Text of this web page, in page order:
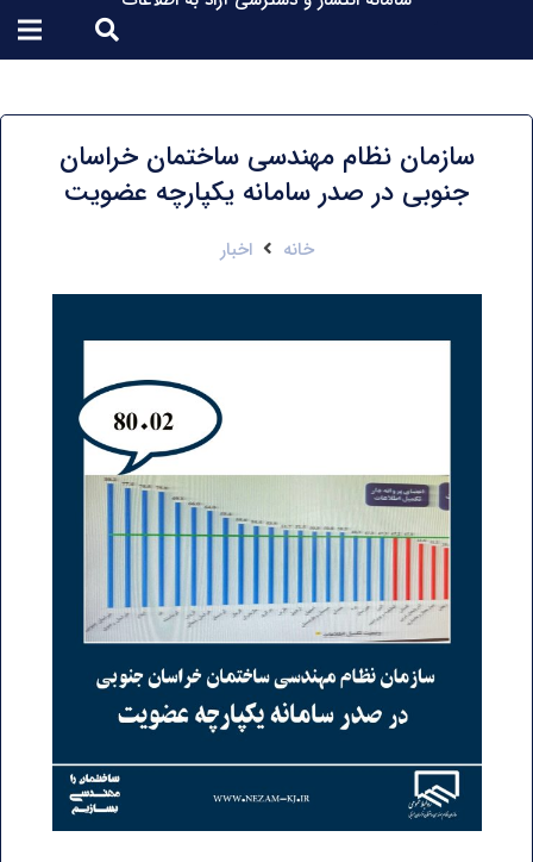
سازمان نظام مهندسی ساختمان خراسان
جنوبی در صدر سامانه یکپارچه عضویت
خانه اخبار